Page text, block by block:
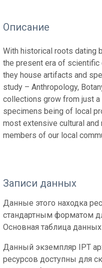
Описание
With historical roots dating
the present era of scientific
they house artifacts and
study – Anthropology,
collections grow from just
specimens being of local
most extensive cultural and
members of our local
Записи данных
Данные этого находка
стандартным форматом
Основная таблица
Данный экземпляр IPT
ресурсов доступны для